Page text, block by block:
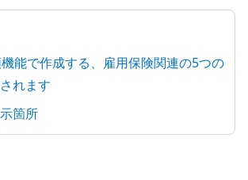
能で作成する、雇用保険関連の5つの
れます
箇所